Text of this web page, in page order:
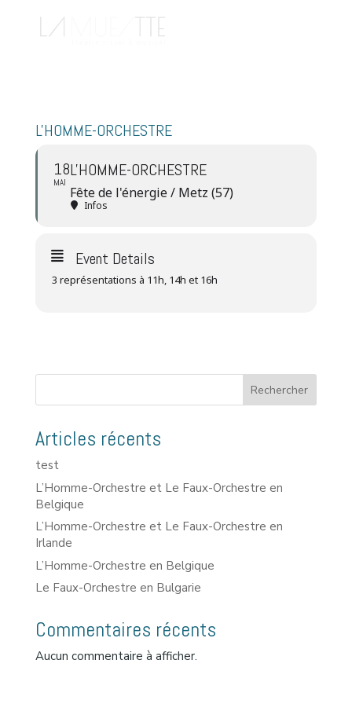
L'HOMME-ORCHESTRE
18
MAI
L'HOMME-ORCHESTRE
Fête de l'énergie / Metz (57)
Infos
Event Details
3 représentations à 11h, 14h et 16h
Rechercher
Articles récents
test
L’Homme-Orchestre et Le Faux-Orchestre en
Belgique
L’Homme-Orchestre et Le Faux-Orchestre en
Irlande
L’Homme-Orchestre en Belgique
Le Faux-Orchestre en Bulgarie
Commentaires récents
Aucun commentaire à afficher.